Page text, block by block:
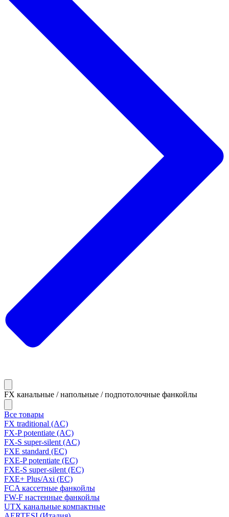
FX канальные / напольные / подпотолочные фанкойлы
Все товары
FX traditional (AC)
FX-P potentiate (AC)
FX-S super-silent (AC)
FXE standard (EC)
FXE-P potentiate (EC)
FXE-S super-silent (EC)
FXE+ Plus/Axi (EC)
FCA кассетные фанкойлы
FW-F настенные фанкойлы
UTX канальные компактные